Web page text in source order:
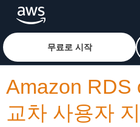
메인 콘텐츠로 건너뛰기Amazon Web Services
무료로 시작
Amazon RDS
교차 사용자